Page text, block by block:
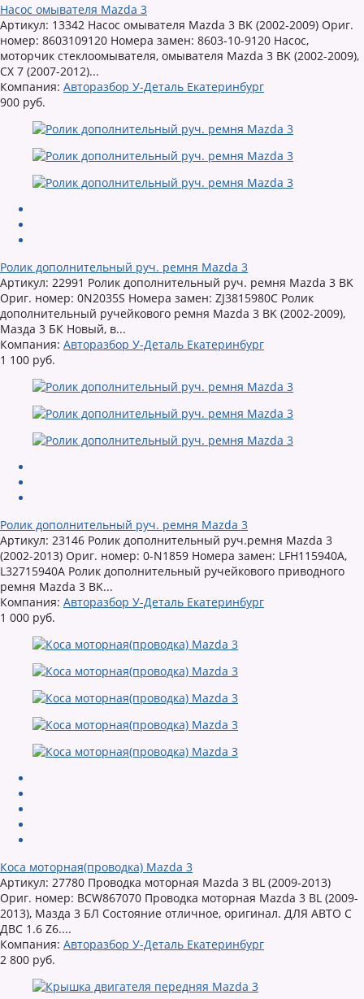
Насос омывателя Mazda 3
Артикул: 13342 Насос омывателя Mazda 3 BK (2002-2009) Ориг.
номер: 8603109120 Номера замен: 8603-10-9120 Насос,
моторчик стеклоомывателя, омывателя Mazda 3 BK (2002-2009),
CX 7 (2007-2012)...
Компания: Авторазбор У-Деталь Екатеринбург
900 руб.
Ролик дополнительный руч. ремня Mazda 3
Артикул: 22991 Ролик дополнительный руч. ремня Mazda 3 BK
Ориг. номер: 0N2035S Номера замен: ZJ3815980C Ролик
дополнительный ручейкового ремня Mazda 3 BK (2002-2009),
Мазда 3 БК Новый, в...
Компания: Авторазбор У-Деталь Екатеринбург
1 100 руб.
Ролик дополнительный руч. ремня Mazda 3
Артикул: 23146 Ролик дополнительный руч.ремня Mazda 3
(2002-2013) Ориг. номер: 0-N1859 Номера замен: LFH115940A,
L32715940A Ролик дополнительный ручейкового приводного
ремня Mazda 3 BK...
Компания: Авторазбор У-Деталь Екатеринбург
1 000 руб.
Коса моторная(проводка) Mazda 3
Артикул: 27780 Проводка моторная Mazda 3 BL (2009-2013)
Ориг. номер: BCW867070 Проводка моторная Mazda 3 BL (2009-
2013), Мазда 3 БЛ Состояние отличное, оригинал. ДЛЯ АВТО С
ДВС 1.6 Z6....
Компания: Авторазбор У-Деталь Екатеринбург
2 800 руб.